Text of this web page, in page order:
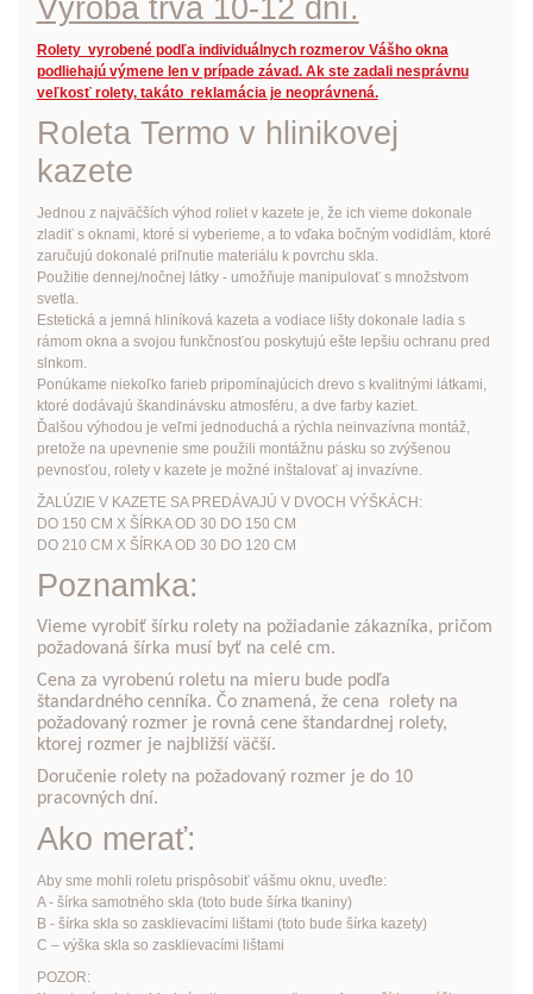
Výroba trvá 10-12 dní.
Rolety vyrobené podľa individuálnych rozmerov Vášho okna
podliehajú výmene len v prípade závad. Ak ste zadali nesprávnu
veľkosť rolety, takáto reklamácia je neoprávnená.
Roleta Termo v hlinikovej
kazete
Jednou z najväčších výhod roliet v kazete je, že ich vieme dokonale
zladiť s oknami, ktoré si vyberieme, a to vďaka bočným vodidlám, ktoré
zaručujú dokonalé priľnutie materiálu k povrchu skla.
Použitie dennej/nočnej látky - umožňuje manipulovať s množstvom
svetla.
Estetická a jemná hliníková kazeta a vodiace lišty dokonale ladia s
rámom okna a svojou funkčnosťou poskytujú ešte lepšiu ochranu pred
slnkom.
Ponúkame niekoľko farieb pripomínajúcich drevo s kvalitnými látkami,
ktoré dodávajú škandinávsku atmosféru, a dve farby kaziet.
Ďalšou výhodou je veľmi jednoduchá a rýchla neinvazívna montáž,
pretože na upevnenie sme použili montážnu pásku so zvýšenou
pevnosťou, rolety v kazete je možné inštalovať aj invazívne.
ŽALÚZIE V KAZETE SA PREDÁVAJÚ V DVOCH VÝŠKÁCH:
DO 150 CM X ŠÍRKA OD 30 DO 150 CM
DO 210 CM X ŠÍRKA OD 30 DO 120 CM
Poznamka:
Vieme vyrobiť šírku rolety na požiadanie zákazníka, pričom
požadovaná šírka musí byť na celé cm.
Cena za vyrobenú roletu na mieru bude podľa
štandardného cenníka. Čo znamená, že cena rolety na
požadovaný rozmer je rovná cene štandardnej rolety,
ktorej rozmer je najbližší väčší.
Doručenie rolety na požadovaný rozmer je do 10
pracovných dní.
Ako merať:
Aby sme mohli roletu prispôsobiť vášmu oknu, uveďte:
A - šírka samotného skla (toto bude šírka tkaniny)
B - šírka skla so zasklievacími lištami (toto bude šírka kazety)
C – výška skla so zasklievacími lištami
POZOR: